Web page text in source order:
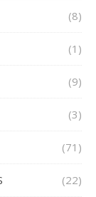
(8)
(1)
(9)
(3)
(71)
(22)